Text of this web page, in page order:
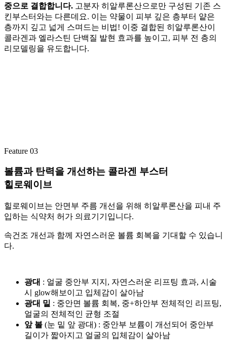
중으로 결합합니다. 고분자 히알루론산으로만 구성된 기존 스
킨부스터와는 다른데요. 이는 약물이 피부 깊은 층부터 얕은
층까지 깊고 넓게 스며드는 비법! 이중 결합된 히알루론산이
콜라겐과 엘라스틴 단백질 발현 효과를 높이고, 피부 전 층의
리모델링을 유도합니다.
Feature 03
볼륨과 탄력을 개선하는 콜라겐 부스터
힐로웨이브
힐로웨이브는 안면부 주름 개선을 위해 히알루론산을 피내 주
입하는 식약처 허가 의료기기입니다.
속건조 개선과 함께 자연스러운 볼륨 회복을 기대할 수 있습니
다.
광대 : 얼굴 중안부 지지, 자연스러운 리프팅 효과, 시술
시 glow해보이고 입체감이 살아남
광대 밑 : 중안면 볼륨 회복, 중+하안부 전체적인 리프팅,
얼굴의 전체적인 균형 조절
앞 볼 (눈 밑 앞 광대) : 중안부 보륨이 개선되어 중안부
길이가 짧아지고 얼굴의 입체감이 살아남